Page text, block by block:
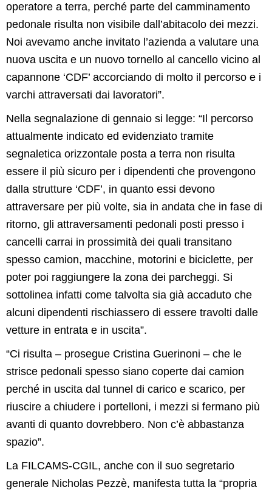
operatore a terra, perché parte del camminamento
pedonale risulta non visibile dall’abitacolo dei mezzi.
Noi avevamo anche invitato l’azienda a valutare una
nuova uscita e un nuovo tornello al cancello vicino al
capannone ‘CDF’ accorciando di molto il percorso e i
varchi attraversati dai lavoratori”.
Nella segnalazione di gennaio si legge: “Il percorso
attualmente indicato ed evidenziato tramite
segnaletica orizzontale posta a terra non risulta
essere il più sicuro per i dipendenti che provengono
dalla strutture ‘CDF’, in quanto essi devono
attraversare per più volte, sia in andata che in fase di
ritorno, gli attraversamenti pedonali posti presso i
cancelli carrai in prossimità dei quali transitano
spesso camion, macchine, motorini e biciclette, per
poter poi raggiungere la zona dei parcheggi. Si
sottolinea infatti come talvolta sia già accaduto che
alcuni dipendenti rischiassero di essere travolti dalle
vetture in entrata e in uscita”.
“Ci risulta – prosegue Cristina Guerinoni – che le
strisce pedonali spesso siano coperte dai camion
perché in uscita dal tunnel di carico e scarico, per
riuscire a chiudere i portelloni, i mezzi si fermano più
avanti di quanto dovrebbero. Non c’è abbastanza
spazio”.
La FILCAMS-CGIL, anche con il suo segretario
generale Nicholas Pezzè, manifesta tutta la “propria